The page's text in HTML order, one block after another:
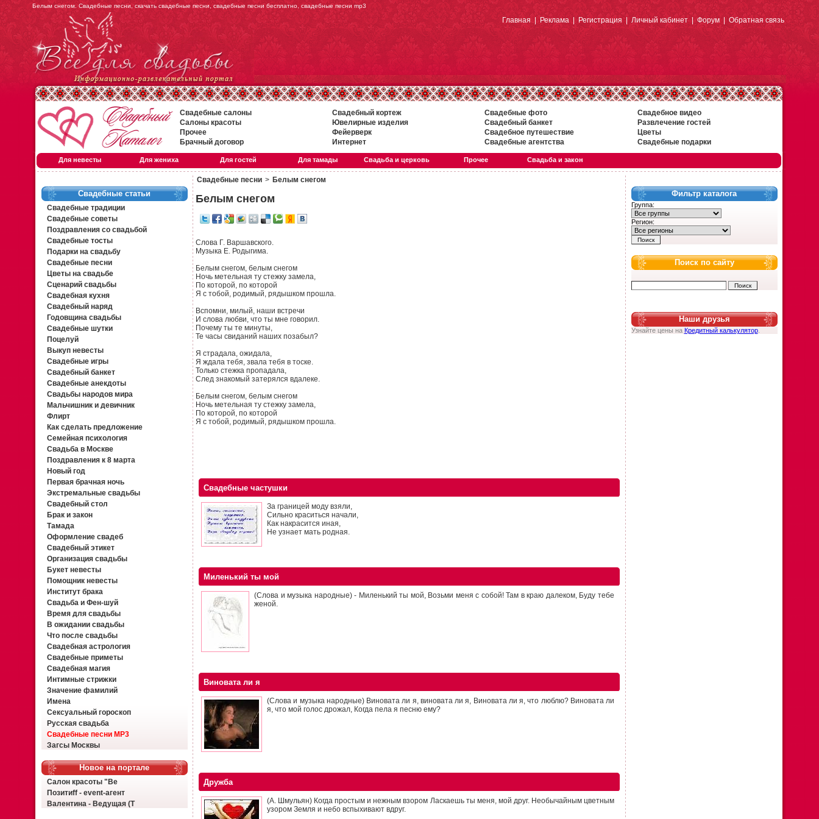
Белым снегом. Свадебные песни, скачать свадебные песни, свадебные песни бесплатно, свадебные песни mp3
Главная|Реклама|Регистрация| Личный кабинет|Форум| Обратная связь
Свадебные салоны Свадебный кортеж Свадебные фото
Свадебное видео
Салоны красоты
Ювелирные изделия Свадебный банкет
Развлечение гостей
Прочее
Фейерверк Свадебное путешествие
Цветы
Брачный договор
Интернет Свадебные агентства Свадебные подарки
Для невесты Для жениха Для гостей Для тамады Свадьба и церковь Прочее Свадьба и закон
Свадебные статьи
Свадебные традиции
Свадебные советы
Поздравления со свадьбой
Свадебные тосты
Подарки на свадьбу
Свадебные песни
Цветы на свадьбе
Сценарий свадьбы
Свадебная кухня
Свадебный наряд
Годовщина свадьбы
Свадебные шутки
Поцелуй
Выкуп невесты
Свадебные игры
Свадебный банкет
Свадебные анекдоты
Свадьбы народов мира
Мальчишник и девичник
Флирт
Как сделать предложение
Семейная психология
Свадьба в Москве
Поздравления к 8 марта
Новый год
Первая брачная ночь
Экстремальные свадьбы
Свадебный стол
Брак и закон
Тамада
Оформление свадеб
Свадебный этикет
Организация свадьбы
Букет невесты
Помощник невесты
Институт брака
Свадьба и Фен-шуй
Время для свадьбы
В ожидании свадьбы
Что после свадьбы
Свадебная астрология
Свадебные приметы
Свадебная магия
Интимные стрижки
Значение фамилий
Имена
Сексуальный гороскоп
Русская свадьба
Свадебные песни MP3
Загсы Москвы
Новое на портале
Салон красоты "Ве
Позитиff - event-агент
Валентина - Ведущая (Т
Свадебные песни > Белым снегом
Белым снегом
Слова Г. Варшавского.
Музыка Е. Родыгима.
Белым снегом, белым снегом
Ночь метельная ту стежку замела,
По которой, по которой
Я с тобой, родимый, рядышком прошла.
Вспомни, милый, наши встречи
И слова любви, что ты мне говорил.
Почему ты те минуты,
Те часы свиданий наших позабыл?
Я страдала, ожидала,
Я ждала тебя, звала тебя в тоске.
Только стежка пропадала,
След знакомый затерялся вдалеке.
Белым снегом, белым снегом
Ночь метельная ту стежку замела,
По которой, по которой
Я с тобой, родимый, рядышком прошла.
Свадебные частушки
За границей моду взяли,
Сильно краситься начали,
Как накрасится иная,
Не узнает мать родная.
Миленький ты мой
(Слова и музыка народные) - Миленький ты мой, Возьми меня с собой! Там в краю далеком, Буду тебе
женой.
Виновата ли я
(Слова и музыка народные) Виновата ли я, виновата ли я, Виновата ли я, что люблю? Виновата ли
я, что мой голос дрожал, Когда пела я песню ему?
Дружба
(А. Шмульян) Когда простым и нежным взором Ласкаешь ты меня, мой друг. Необычайным цветным
узором Земля и небо вспыхивают вдруг.
Фильтр каталога
Группа:
Регион:
Поиск по сайту
Наши друзья
Узнайте цены на Кредитный калькулятор.